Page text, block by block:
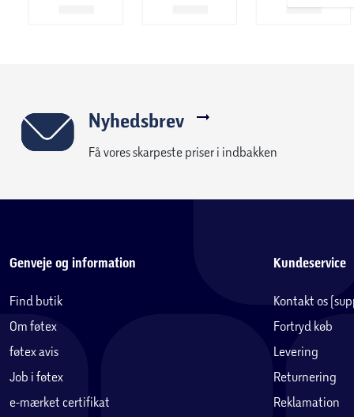
Nyhedsbrev
Få vores skarpeste priser i indbakken
Genveje og information
Find butik
Om føtex
føtex avis
Job i føtex
e-mærket certifikat
Kundeservice
Kontakt os
Fortryd køb
Levering
Returnering
Reklamation